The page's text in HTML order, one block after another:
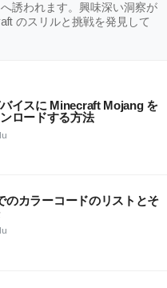
誘われます。興味深い洞察が
のスリルと挑戦を発見して
イスに Minecraft Mojang を
ロードする方法
のカラーコードのリストとそ